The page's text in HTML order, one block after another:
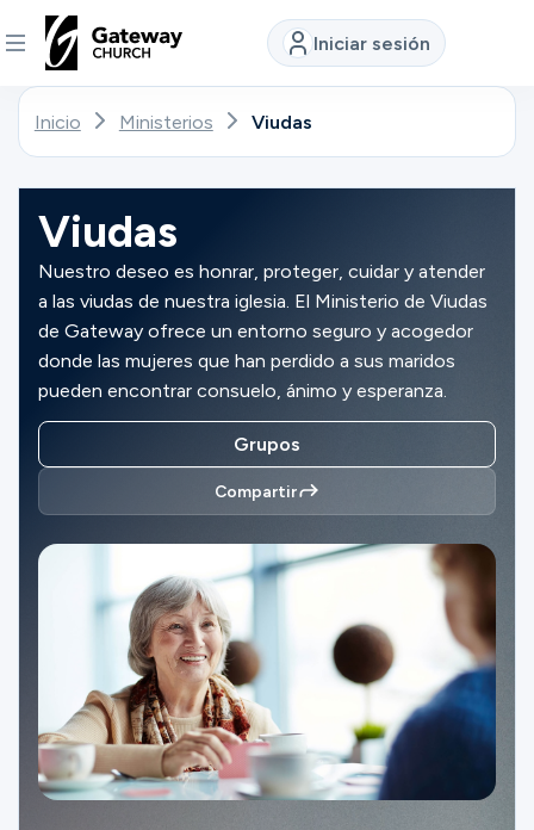
Iniciar sesión
DESCUBRE
somos
Ver
Ubicaciones
Conectar
Ministerios
Dar
Inicio Ministerios Viudas
Viudas
Nuestro deseo es honrar, proteger, cuidar y atender
a las viudas de nuestra iglesia. El Ministerio de Viudas
de Gateway ofrece un entorno seguro y acogedor
donde las mujeres que han perdido a sus maridos
pueden encontrar consuelo, ánimo y esperanza.
Grupos
Compartir